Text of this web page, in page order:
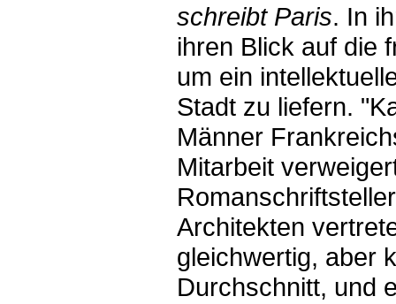
schreibt Paris. In
ihren Blick auf die
um ein
Stadt zu liefern.
Männer
Mitarbeit
Architekten
gleichwertig, aber
Durchschnitt, und